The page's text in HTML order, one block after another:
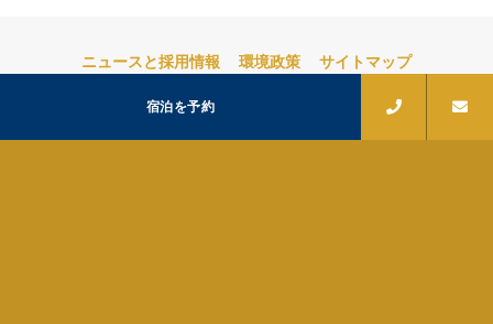
宿泊を予約
ニュースと採用情報 環境政策 サイトマップ
当社にお問い合わせ